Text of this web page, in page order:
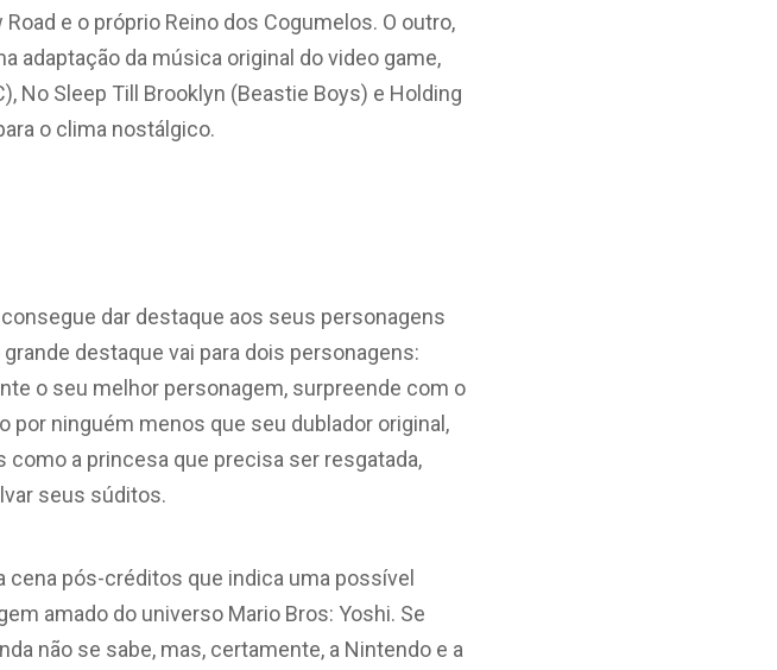
e o próprio Reino dos Cogumelos. O outro,
adaptação da música original do video game,
Sleep Till Brooklyn (Beastie Boys) e Holding
o clima nostálgico.
dar destaque aos seus personagens
destaque vai para dois personagens:
o seu melhor personagem, surpreende com o
por ninguém menos que seu dublador original,
como a princesa que precisa ser resgatada,
seus súditos.
pós-créditos que indica uma possível
amado do universo Mario Bros: Yoshi. Se
não se sabe, mas, certamente, a Nintendo e a